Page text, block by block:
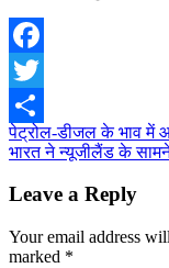
Facebook
Twitter
Share
Post
navigation
पेट्रोल-डीजल के भाव में
भारत ने न्यूजीलैंड के
Leave a Reply
Your email address
marked *